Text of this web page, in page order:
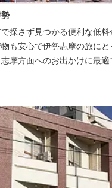
探さず見つかる便利な低
も安心で伊勢志摩の旅に
摩方面へのお出かけに最適